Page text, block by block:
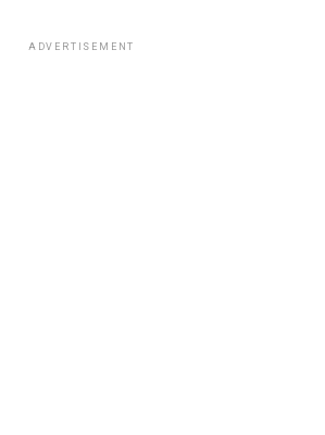
ADVERTISEMENT